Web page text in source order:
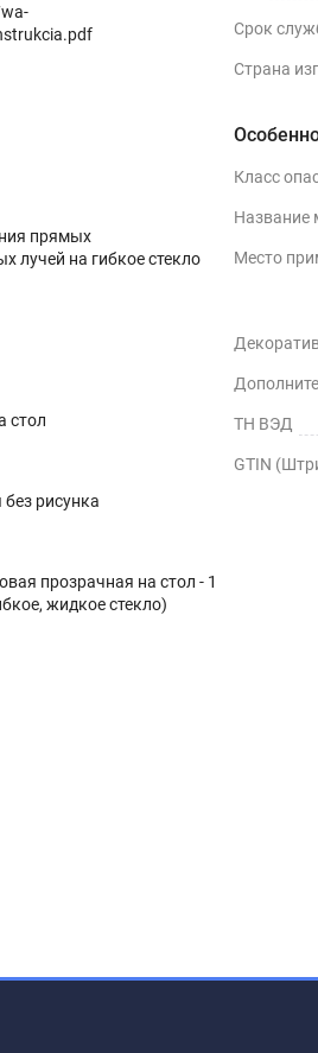
стекло, пластик, мрамор,
прямых
лучей на гибкое стекло
стол
без рисунка
прозрачная на стол - 1
жидкое стекло)
Срок
Страна
Класс
Название
Место
ТН ВЭД
GTIN